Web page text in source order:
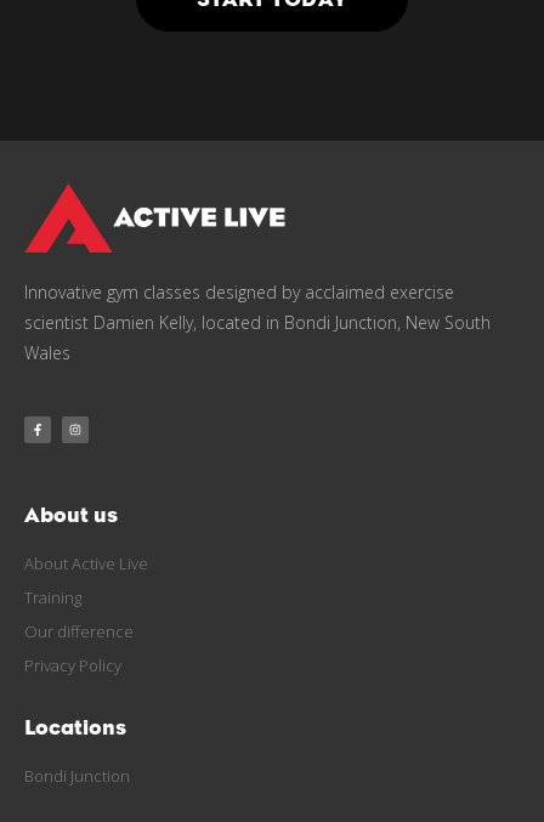
Innovative gym classes designed by acclaimed exercise
scientist Damien Kelly, located in Bondi Junction, New South
Wales
About us
About Active Live
Training
Our difference
Privacy Policy
Locations
Bondi Junction